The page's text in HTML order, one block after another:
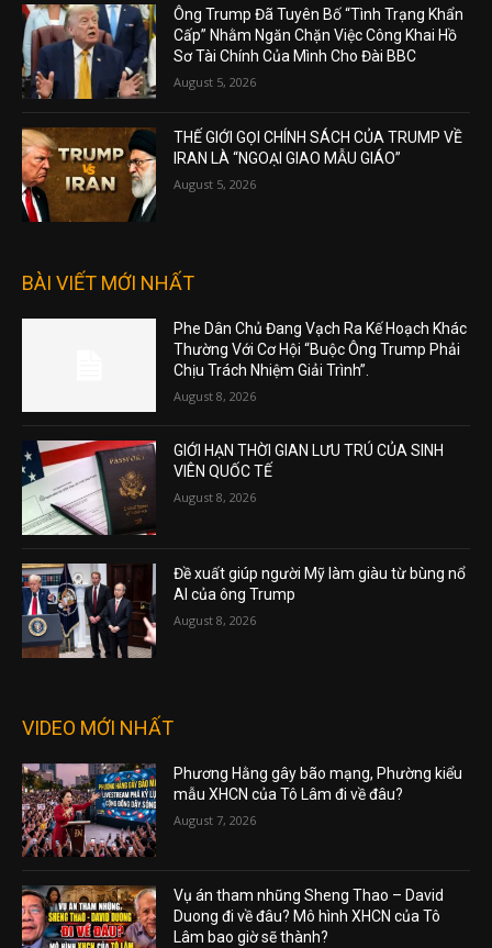
Ông Trump Đã Tuyên Bố “Tình Trạng Khẩn
Cấp” Nhằm Ngăn Chặn Việc Công Khai Hồ
Sơ Tài Chính Của Mình Cho Đài BBC
August 5, 2026
THẾ GIỚI GỌI CHÍNH SÁCH CỦA TRUMP VỀ
IRAN LÀ “NGOẠI GIAO MẪU GIÁO”
August 5, 2026
BÀI VIẾT MỚI NHẤT
Phe Dân Chủ Đang Vạch Ra Kế Hoạch Khác
Thường Với Cơ Hội “Buộc Ông Trump Phải
Chịu Trách Nhiệm Giải Trình”.
August 8, 2026
GIỚI HẠN THỜI GIAN LƯU TRÚ CỦA SINH
VIÊN QUỐC TẾ
August 8, 2026
Đề xuất giúp người Mỹ làm giàu từ bùng nổ
AI của ông Trump
August 8, 2026
VIDEO MỚI NHẤT
Phương Hằng gây bão mạng, Phường kiểu
mẫu XHCN của Tô Lâm đi về đâu?
August 7, 2026
Vụ án tham nhũng Sheng Thao – David
Duong đi về đâu? Mô hình XHCN của Tô
Lâm bao giờ sẽ thành?